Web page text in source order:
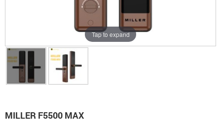
Tap to expand
MILLER F5500 MAX